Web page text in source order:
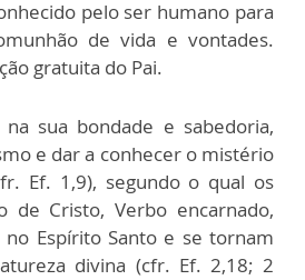
pelo ser humano para
de vida e vontades.
gratuita do Pai.
sua bondade e sabedoria,
e dar a conhecer o mistério
Ef. 1,9), segundo o qual os
de Cristo, Verbo encarnado,
Espírito Santo e se tornam
divina (cfr. Ef. 2,18; 2